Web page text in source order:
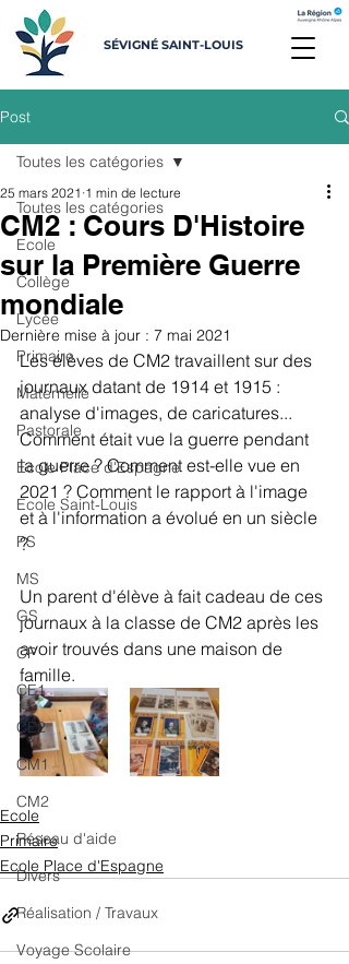
SÉVIGNÉ SAINT-LOUIS
Post
Toutes les catégories
Ecole
Collège
Lycée
Primaire
Maternelle
Pastorale
Ecole Place d'Espagne
Ecole Saint-Louis
PS
MS
GS
CP
CE1
CE2
CM1
CM2
Réseau d'aide
Divers
Réalisation / Travaux
Voyage Scolaire
Toutes les catégories
CM2 : Cours D'Histoire
sur la Première Guerre
mondiale
25 mars 2021 1 min de lecture
Dernière mise à jour : 7 mai 2021
Les élèves de CM2 travaillent sur des
journaux datant de 1914 et 1915 :
analyse d'images, de caricatures...
Comment était vue la guerre pendant
la guerre ? Comment est-elle vue en
2021 ? Comment le rapport à l'image
et à l'information a évolué en un siècle
?
Un parent d'élève à fait cadeau de ces
journaux à la classe de CM2 après les
avoir trouvés dans une maison de
famille.
Ecole
Primaire
Ecole Place d'Espagne